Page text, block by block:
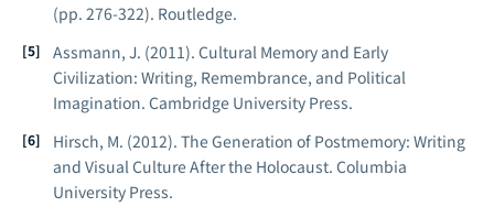
(pp. 276-322). Routledge.
Assmann, J. (2011). Cultural Memory and Early
Civilization: Writing, Remembrance, and Political
Imagination. Cambridge University Press.
Hirsch, M. (2012). The Generation of Postmemory: Writing
and Visual Culture After the Holocaust. Columbia
University Press.